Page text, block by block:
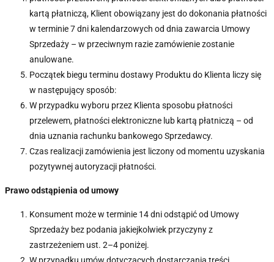
kartą płatniczą, Klient obowiązany jest do dokonania płatności
w terminie 7 dni kalendarzowych od dnia zawarcia Umowy
Sprzedaży – w przeciwnym razie zamówienie zostanie
anulowane.
Początek biegu terminu dostawy Produktu do Klienta liczy się
w następujący sposób:
W przypadku wyboru przez Klienta sposobu płatności
przelewem, płatności elektroniczne lub kartą płatniczą – od
dnia uznania rachunku bankowego Sprzedawcy.
Czas realizacji zamówienia jest liczony od momentu uzyskania
pozytywnej autoryzacji płatności.
Prawo odstąpienia od umowy
Konsument może w terminie 14 dni odstąpić od Umowy
Sprzedaży bez podania jakiejkolwiek przyczynyz
zastrzeżeniem ust. 2–4 poniżej.